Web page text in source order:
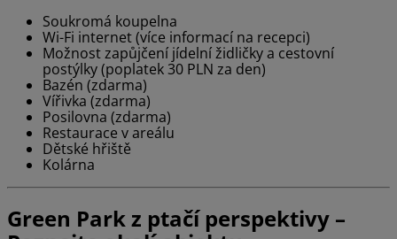
Soukromá koupelna
Wi-Fi internet (více informací na recepci)
Možnost zapůjčení jídelní židličky a cestovní
postýlky (poplatek 30 PLN za den)
Bazén (zdarma)
Vířivka (zdarma)
Posilovna (zdarma)
Restaurace v areálu
Dětské hřiště
Kolárna
Green Park z ptačí perspektivy –